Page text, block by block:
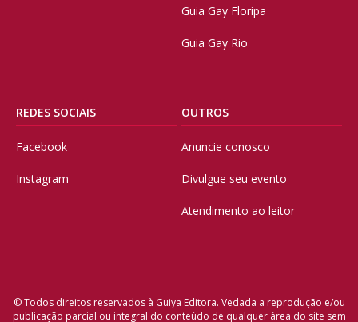
Guia Gay Floripa
Guia Gay Rio
REDES SOCIAIS
Facebook
Instagram
OUTROS
Anuncie conosco
Divulgue seu evento
Atendimento ao leitor
© Todos direitos reservados à Guiya Editora. Vedada a reprodução e/ou
publicação parcial ou integral do conteúdo de qualquer área do site sem